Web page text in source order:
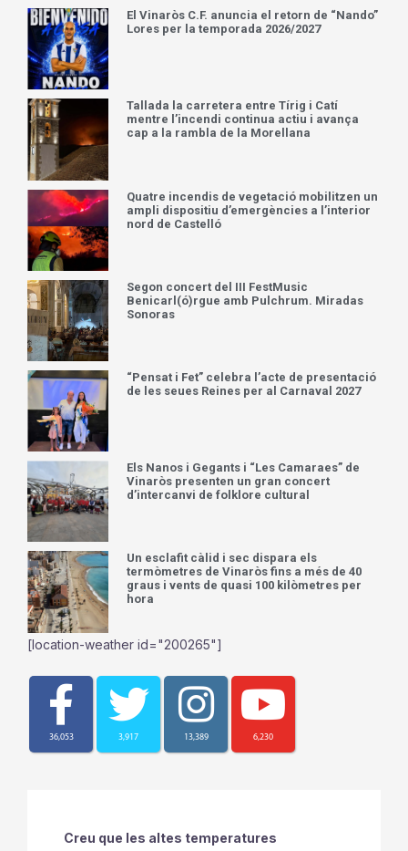
El Vinaròs C.F. anuncia el retorn de “Nando”
Lores per la temporada 2026/2027
Tallada la carretera entre Tírig i Catí
mentre l’incendi continua actiu i avança
cap a la rambla de la Morellana
Quatre incendis de vegetació mobilitzen un
ampli dispositiu d’emergències a l’interior
nord de Castelló
Segon concert del III FestMusic
Benicarl(ó)rgue amb Pulchrum. Miradas
Sonoras
“Pensat i Fet” celebra l’acte de presentació
de les seues Reines per al Carnaval 2027
Els Nanos i Gegants i “Les Camaraes” de
Vinaròs presenten un gran concert
d’intercanvi de folklore cultural
Un esclafit càlid i sec dispara els
termòmetres de Vinaròs fins a més de 40
graus i vents de quasi 100 kilòmetres per
hora
[location-weather id="200265"]
36,053 3,917 13,389 6,230
Creu que les altes temperatures